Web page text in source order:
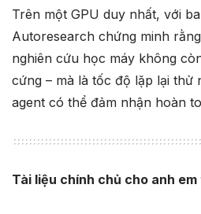
Trên một GPU duy nhất, với
Autoresearch chứng minh
nghiên cứu học máy không
cứng – mà là tốc độ lặp lại thử
agent có thể đảm nhận hoàn
Tài liệu chính chủ cho anh